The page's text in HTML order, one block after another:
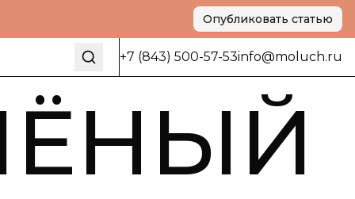
Опубликовать статью
+7 (843) 500-57-53info@moluch.ru